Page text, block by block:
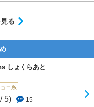
る
しょくらあと
コ系
5) 15